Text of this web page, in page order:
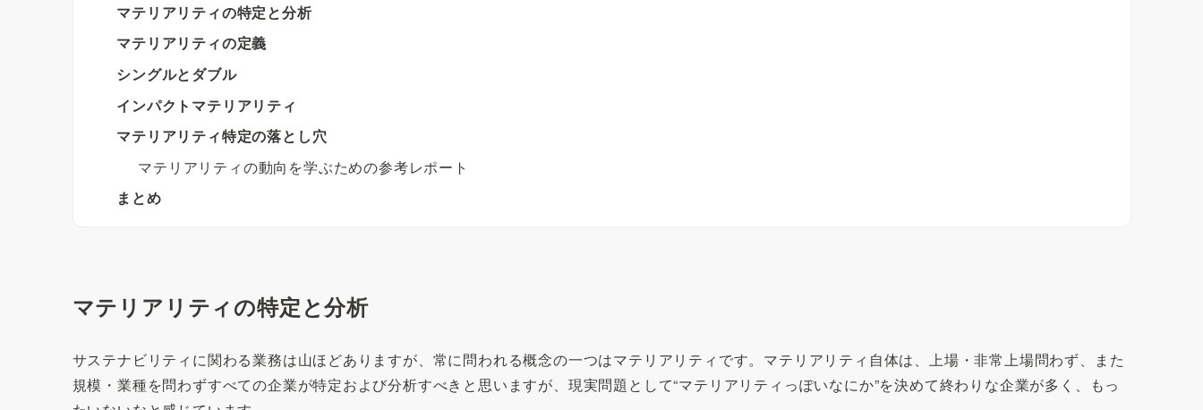
マテリアリティの特定と分析
マテリアリティの定義
シングルとダブル
インパクトマテリアリティ
マテリアリティ特定の落とし穴
マテリアリティの動向を学ぶための参考レポート
まとめ
マテリアリティの特定と分析
サステナビリティに関わる業務は山ほどありますが、常に問われる概念の一つはマテリアリティです。マテリアリティ自体は、上場・非常上場問わず、また
規模・業種を問わずすべての企業が特定および分析すべきと思いますが、現実問題として“マテリアリティっぽいなにか”を決めて終わりな企業が多く、もっ